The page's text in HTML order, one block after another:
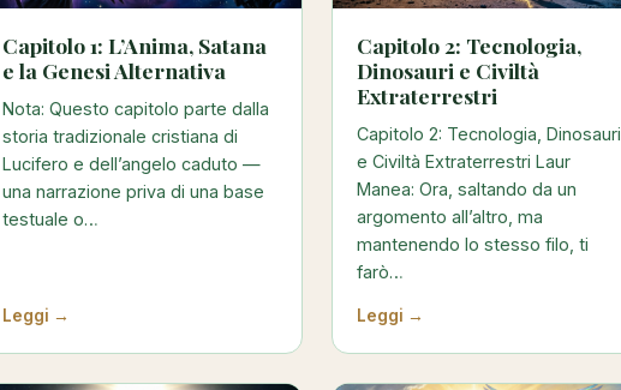
Capitolo 1: L’Anima, Satana
e la Genesi Alternativa
Nota: Questo capitolo parte dalla
storia tradizionale cristiana di
Lucifero e dell’angelo caduto —
una narrazione priva di una base
testuale o…
Leggi →
Capitolo 2: Tecnologia,
Dinosauri e Civiltà
Extraterrestri
Capitolo 2: Tecnologia, Dinosauri
e Civiltà Extraterrestri Laur
Manea: Ora, saltando da un
argomento all’altro, ma
mantenendo lo stesso filo, ti
farò…
Leggi →